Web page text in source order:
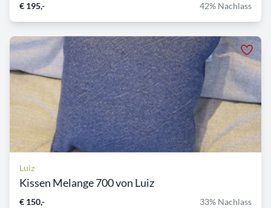
€ 195,- 42% Nachlass
Luiz
Kissen Melange 700 von Luiz
€ 150,- 33% Nachlass